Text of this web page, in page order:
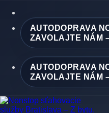
content AUTODOPRAVA
ZAVOLAJTE NÁM
AUTODOPRAVA
ZAVOLAJTE NÁM